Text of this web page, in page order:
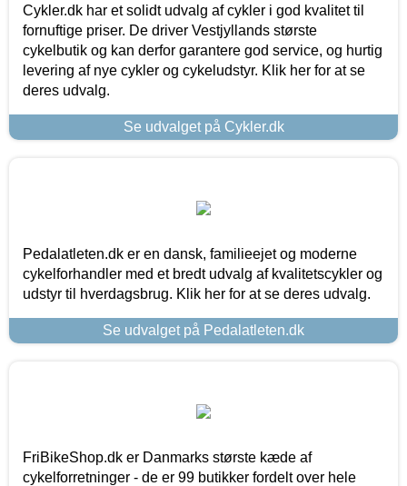
Cykler.dk har et solidt udvalg af cykler i god kvalitet til
fornuftige priser. De driver Vestjyllands største
cykelbutik og kan derfor garantere god service, og hurtig
levering af nye cykler og cykeludstyr. Klik her for at se
deres udvalg.
Se udvalget på Cykler.dk
Pedalatleten.dk er en dansk, familieejet og moderne
cykelforhandler med et bredt udvalg af kvalitetscykler og
udstyr til hverdagsbrug. Klik her for at se deres udvalg.
Se udvalget på Pedalatleten.dk
FriBikeShop.dk er Danmarks største kæde af
cykelforretninger - de er 99 butikker fordelt over hele